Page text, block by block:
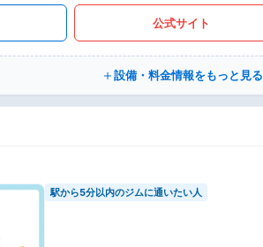
公式サイト
設備・料金情報をもっと見る
駅から5分以内のジムに通いたい人